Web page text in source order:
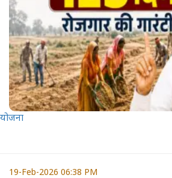
योजना
19-Feb-2026 06:38 PM